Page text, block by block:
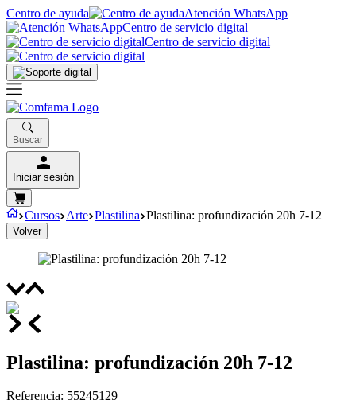
Centro de ayuda
Atención WhatsApp
Centro de servicio digital
Centro de servicio digital
Buscar
Iniciar sesión
Cursos Arte Plastilina Plastilina: profundización 20h 7-12
Volver
Plastilina: profundización 20h 7-12
Referencia: 55245129